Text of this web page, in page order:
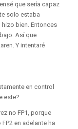
que sería capaz
solo estaba
bien. Entonces
Así que
Y intentaré
en control
este?
no FP1, porque
en adelante ha